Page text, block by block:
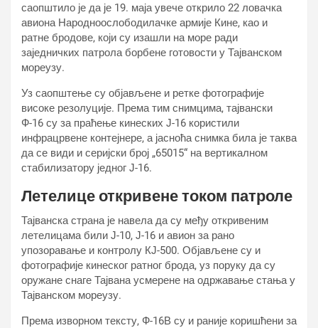
саопштило је да је 19. маја увече открило 22 ловачка
авиона Народноослободилачке армије Кине, као и
ратне бродове, који су изашли на море ради
заједничких патрола борбене готовости у Тајванском
мореузу.
Уз саопштење су објављене и ретке фотографије
високе резолуције. Према тим снимцима, тајвански
Ф-16 су за праћење кинеских Ј-16 користили
инфрацрвене контејнере, а јасноћа снимка била је таква
да се види и серијски број „65015“ на вертикалном
стабилизатору једног Ј-16.
Летелице откривене током патроле
Тајванска страна је навела да су међу откривеним
летелицама били Ј-10, Ј-16 и авион за рано
упозоравање и контролу КЈ-500. Објављене су и
фотографије кинеског ратног брода, уз поруку да су
оружане снаге Тајвана усмерене на одржавање стања у
Тајванском мореузу.
Према изворном тексту, Ф-16В су и раније коришћени за